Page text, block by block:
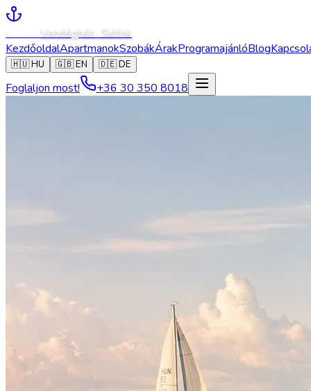
Vendégház · Siófok
KezdőoldalApartmanokSzobákÁrakProgramajánlóBlog
🇭🇺HU 🇬🇧EN 🇩🇪DE
Foglaljon most! +36 30 350 8018